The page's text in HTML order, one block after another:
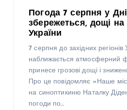
Погода 7 серпня у
збережеться, дощі на
України
7 серпня до західних регіонів
наближається атмосферний
принесе грозові дощі і
Про це повідомляє «Наше
на синоптикиню Наталку
погоди по…